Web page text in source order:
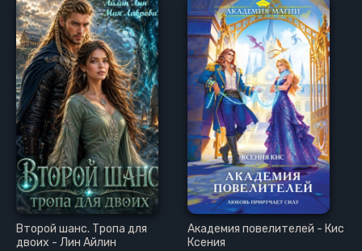
Второй шанс. Тропа для
двоих - Лин Айлин
Академия повелителей - Кис
Ксения